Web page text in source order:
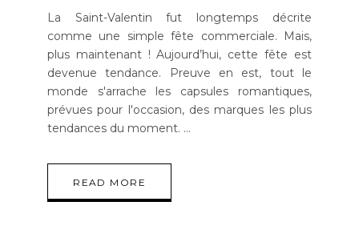
La Saint-Valentin fut longtemps décrite
comme une simple fête commerciale. Mais,
plus maintenant ! Aujourd’hui, cette fête est
devenue tendance. Preuve en est, tout le
monde s'arrache les capsules romantiques,
prévues pour l'occasion, des marques les plus
tendances du moment.
READ MORE